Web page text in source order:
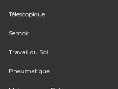
Télescopique
Semoir
Travail du Sol
Pneumatique